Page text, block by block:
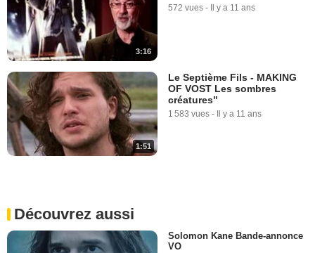
3:16
572 vues - Il y a 11 ans
1:51
Le Septième Fils - MAKING
OF VOST Les sombres
créatures"
1 583 vues - Il y a 11 ans
Découvrez aussi
Solomon Kane Bande-annonce
VO